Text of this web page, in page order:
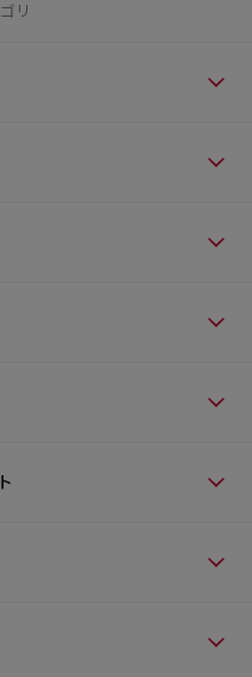
。
いたお品物の保証書には「購入
販売元の証明となります。
書」を保管し、必要に応じて
（地形）」を組み合わせた造
で革新的なモノづくりを追求
着用シーンを選ばず、全ての
新しいスタイルを提案していま
リ